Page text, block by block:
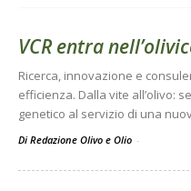
VCR entra
Ricerca, innovazione e
efficienza. Dalla vite all’olivo:
genetico al servizio di una
Di Redazione Olivo e Olio -